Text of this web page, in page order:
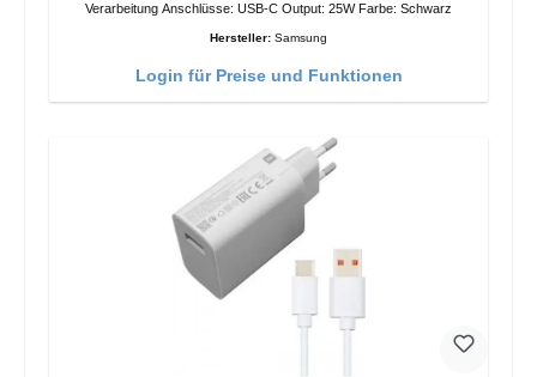
Verarbeitung Anschlüsse: USB-C Output: 25W Farbe: Schwarz
Hersteller: Samsung
Login für Preise und Funktionen